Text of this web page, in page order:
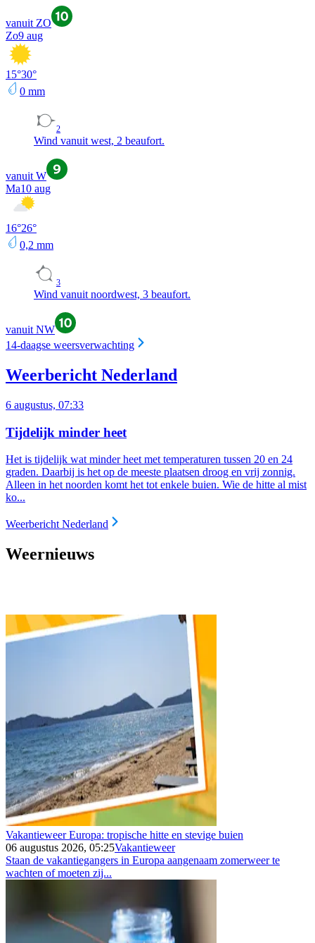
vanuit ZO
Zo9 aug
15°30°
0 mm
2
Wind vanuit west, 2 beaufort.
vanuit W
Ma10 aug
16°26°
0,2 mm
3
Wind vanuit noordwest, 3 beaufort.
vanuit NW
14-daagse weersverwachting
Weerbericht Nederland
6 augustus, 07:33
Tijdelijk minder heet
Het is tijdelijk wat minder heet met temperaturen tussen 20 en 24
graden. Daarbij is het op de meeste plaatsen droog en vrij zonnig.
Alleen in het noorden komt het tot enkele buien. Wie de hitte al mist
ko...
Weerbericht Nederland
Weernieuws
Vakantieweer Europa: tropische hitte en stevige buien
06 augustus 2026, 05:25Vakantieweer
Staan de vakantiegangers in Europa aangenaam zomerweer te
wachten of moeten zij...